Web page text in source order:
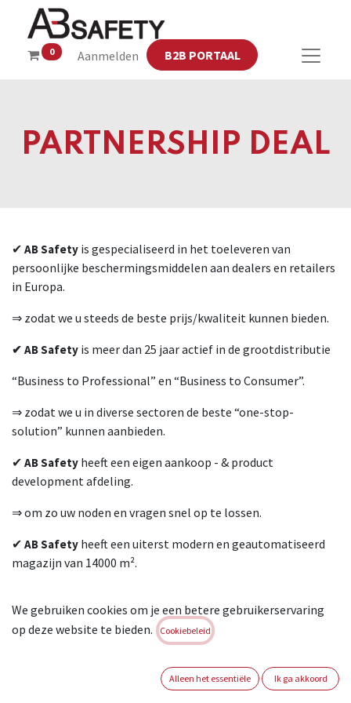
0 Aanmelden B2B PORTAAL
PARTNERSHIP DEAL
✔ AB Safety is gespecialiseerd in het toeleveren van
persoonlijke beschermingsmiddelen aan dealers en retailers
in Europa.
⇒ zodat we u steeds de beste prijs/kwaliteit kunnen bieden.
✔ AB Safety is meer dan 25 jaar actief in de grootdistributie
“Business to Professional” en “Business to Consumer”.
⇒ zodat we u in diverse sectoren de beste “one-stop-
solution” kunnen aanbieden.
✔ AB Safety heeft een eigen aankoop - & product
development afdeling.
⇒ om zo uw noden en vragen snel op te lossen.
✔ AB Safety heeft een uiterst modern en geautomatiseerd
magazijn van 14000 m².
✔AB Safetyheeft steeds 95% van de kernartikelen op
⇒ om zo uw doorverkoop te maximaliseren.
We gebruiken cookies om je een betere gebruikerservaring
op deze website te bieden.
Cookiebeleid
Alleen het essentiële Ik ga akkoord